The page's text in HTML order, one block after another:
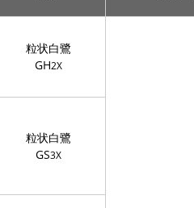
粒状白鷺
GH2X
粒状白鷺
GS3X